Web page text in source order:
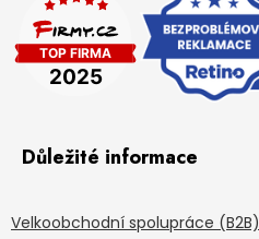
Důležité informace
Velkoobchodní spolupráce (B2B)